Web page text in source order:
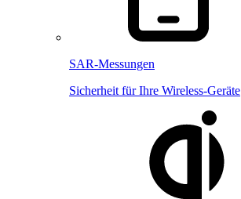
SAR-Messungen
Sicherheit für Ihre Wireless-Geräte